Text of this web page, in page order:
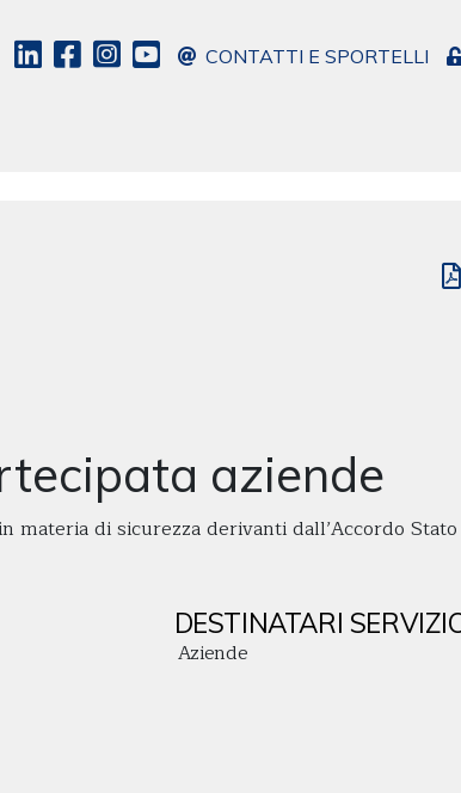
CONTATTI E SPORTELLI
aziende
di sicurezza derivanti dall’Accordo Stato
DESTINATARI
Aziende